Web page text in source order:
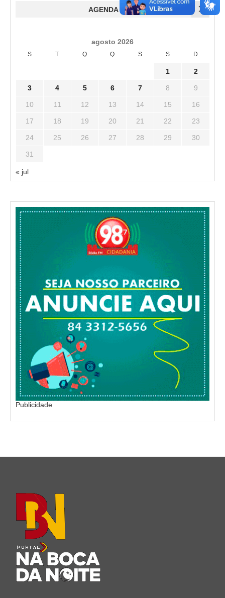
AGENDA
agosto 2026
S T Q Q S S D
1 2
3 4 5 6 7 8 9
10 11 12 13 14 15 16
17 18 19 20 21 22 23
24 25 26 27 28 29 30
31
« jul
Publicidade